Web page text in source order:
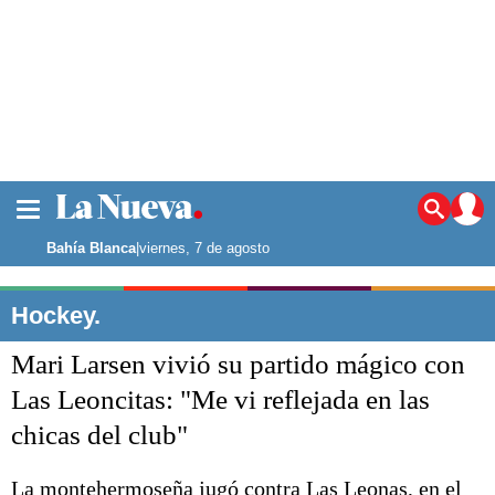
Noticias
La ciudad
Punta Alta
El mundo
Seguridad
Liga del Sur
Bahía Blanca|viernes, 7 de agosto
Hockey.
Mari Larsen vivió su partido mágico con
Las Leoncitas: "Me vi reflejada en las
chicas del club"
La montehermoseña jugó contra Las Leonas, en el